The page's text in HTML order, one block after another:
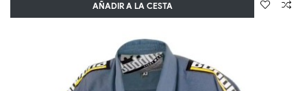
AÑADIR A LA CESTA